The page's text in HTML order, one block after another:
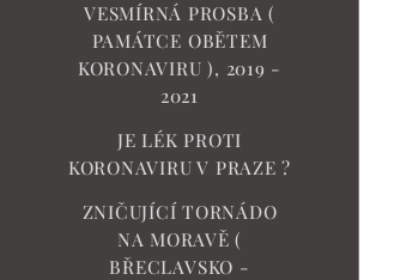
VESMÍRNÁ PROSBA (
PAMÁTCE OBĚTEM
KORONAVIRU ), 2019 -
2021
JE LÉK PROTI
KORONAVIRU V PRAZE ?
ZNIČUJÍCÍ TORNÁDO
NA MORAVĚ (
BŘECLAVSKO -